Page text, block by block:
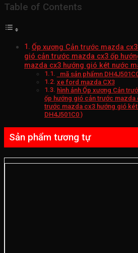
Table of Contents
Ốp xương Cản trước mazda
gió cản trước mazda cx3 ốp
mazda cx3 hướng gió két nước
mã sản phẩmn
xe ford mazda CX3
hình ảnh Ốp xương Cản
ốp hướng gió cản trước mazda
trước mazda cx3 hướng gió
DH4J501C0 )
Sản phẩm tương tự